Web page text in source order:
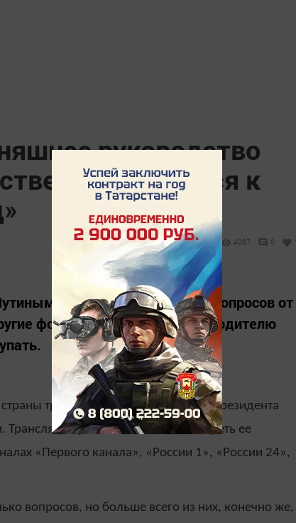
руководство
относится к
4287 0
поступило почти 2 млн вопросов от
формы обращения к руководителю
транслируют прямую линию Президента
уже началась, а посмотреть ее
«Первого канала», «России 1», «России 24»,
вопросов, но больше всего из них, конечно же,